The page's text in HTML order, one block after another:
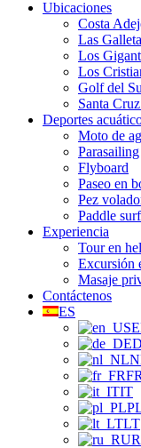
Ubicaciones
Costa
Las
Los
Los
Golf del
Santa
Deportes
Moto de
Parasailing
Flyboard
Paseo en
Pez
Paddle surf
Experiencia
Tour en
Excursión
Masaje
Contáctenos
ES
FR
IT
LT